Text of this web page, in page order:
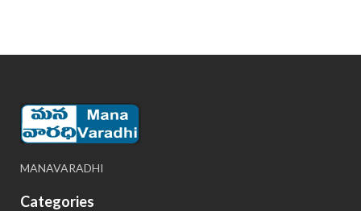
MANAVARADHI
Categories